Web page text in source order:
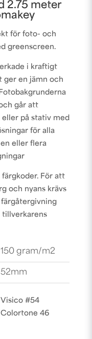
2.75 meter
för foto- och
greenscreen.
i kraftigt
ger en jämn och
går att
eller på stativ med
för alla
eller flera
färgkoder. För att
och nyans krävs
tillverkarens
150 gram/m2
52mm
Visico #54
Colortone 46